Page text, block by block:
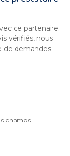
ce partenaire.
vérifiés, nous
de demandes
champs